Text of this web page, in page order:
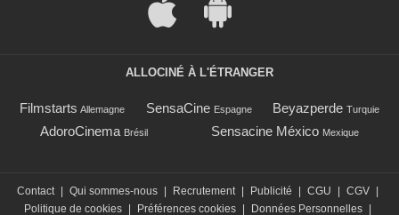
ALLOCINÉ À L'ÉTRANGER
Filmstarts Allemagne SensaCine Espagne Beyazperde Turquie
AdoroCinema Brésil Sensacine México Mexique
Contact Qui sommes-nous Recrutement Publicité CGU CGV
Politique de cookies
Préférences cookies Données Personnelles